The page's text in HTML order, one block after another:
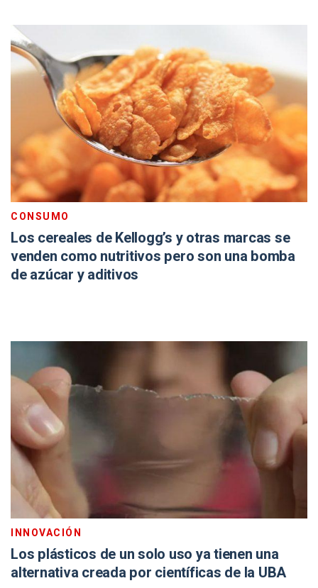
CONSUMO
Los cereales de Kellogg’s y otras marcas se
venden como nutritivos pero son una bomba
de azúcar y aditivos
INNOVACIÓN
Los plásticos de un solo uso ya tienen una
alternativa creada por científicas de la UBA